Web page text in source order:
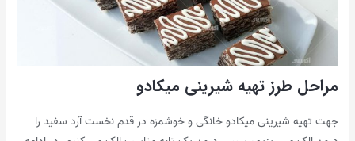
مراحل طرز تهیه شیرینی میکادو
جهت تهیه شیرینی میکادو خانگی و خوشمزه در قدم نخست آرد سفید را